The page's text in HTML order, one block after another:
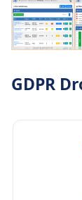
GDPR